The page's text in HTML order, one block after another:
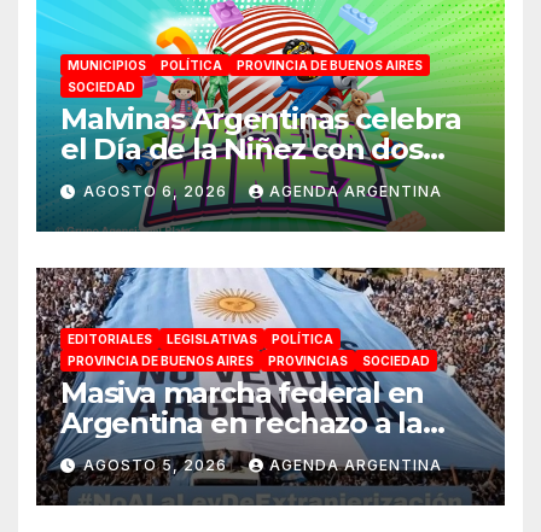
MUNICIPIOS POLÍTICA
PROVINCIA DE BUENOS AIRES
SOCIEDAD
Malvinas Argentinas celebra
el Día de la Niñez con dos
jornadas de juegos,
espectáculos y actividades
para toda la familia
AGOSTO 6, 2026 AGENDA ARGENTINA
EDITORIALES LEGISLATIVAS
POLÍTICA
PROVINCIA DE BUENOS AIRES
PROVINCIAS SOCIEDAD
Masiva marcha federal en
Argentina en rechazo a la
reforma de la Ley de Tierras
impulsada por Milei: «La
soberanía no se negocia»
AGOSTO 5, 2026 AGENDA ARGENTINA